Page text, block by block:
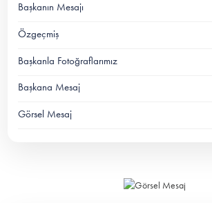
Başkanın Mesajı
Özgeçmiş
Başkanla Fotoğraflarımız
Başkana Mesaj
Görsel Mesaj